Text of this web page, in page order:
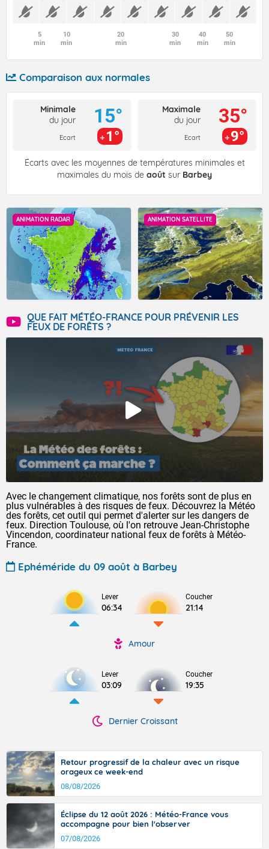
5
min
10
min
20
min
30
min
40
min
50
min
Comparaison aux normales
Minimale
du jour
Ecart
15°
1°
Maximale
du jour
Ecart
35°
9°
Écarts avec les moyennes de températures minimales et
maximales du mois de août sur Barbey
ANIMATION RADAR ANIMATION SATELLITE
QUE FAIT MÉTÉO-FRANCE POUR PRÉVENIR LES
FEUX DE FORÊTS ?
Avec le changement climatique, nos forêts sont de plus en
plus vulnérables à des risques de feux. Découvrez la Météo
des forêts, cet outil qui permet d'alerter sur les dangers de
feux. Direction Toulouse, où l'on retrouve Jean-Christophe
Vincendon, coordinateur national feux de forêts à Météo-
France.
Ephéméride du 09 août à Barbey
Lever
06:34
Coucher
21:14
Amour
Lever
03:09
Coucher
19:35
Dernier Croissant
Retour progressif de la chaleur avec un risque
orageux ce week-end
08/08/2026
Éclipse du 12 août 2026 : Météo-France vous
accompagne pour bien l'observer
07/08/2026